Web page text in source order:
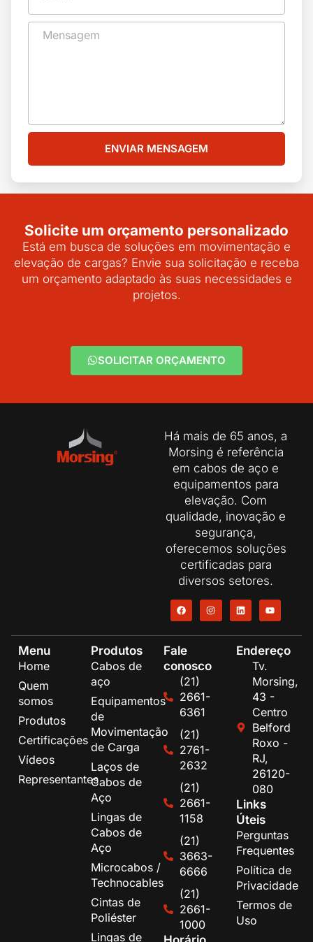
ENVIAR MENSAGEM
Solicite um orçamento personalizado
Está em busca de soluções em movimentação e
elevação de cargas? Envie sua solicitação e receba
um orçamento adaptado às suas necessidades e
projetos.
SOLICITAR ORÇAMENTO
Há mais de 65 anos, a
Morsing é referência
em cabos de aço e
equipamentos para
elevação. Com
qualidade, inovação e
segurança,
oferecemos soluções
certificadas para
diversos setores.
Menu
Home
Quem
somos
Produtos
Certificações
Vídeos
Representantes
Produtos
Cabos de
aço
Equipamentos
de
Movimentação
de Carga
Laços de
Cabos de
Aço
Lingas de
Cabos de
Aço
Microcabos /
Technocables
Cintas de
Poliéster
Lingas de
Fale
conosco
(21)
2661-
6361
(21)
2761-
2632
(21)
2661-
1158
(21)
3663-
6666
(21)
2661-
1000
Endereço
Tv.
Morsing,
43 -
Centro
Belford
Roxo -
RJ,
26120-
080
Links
Úteis
Perguntas
Frequentes
Política de
Privacidade
Termos de
Uso